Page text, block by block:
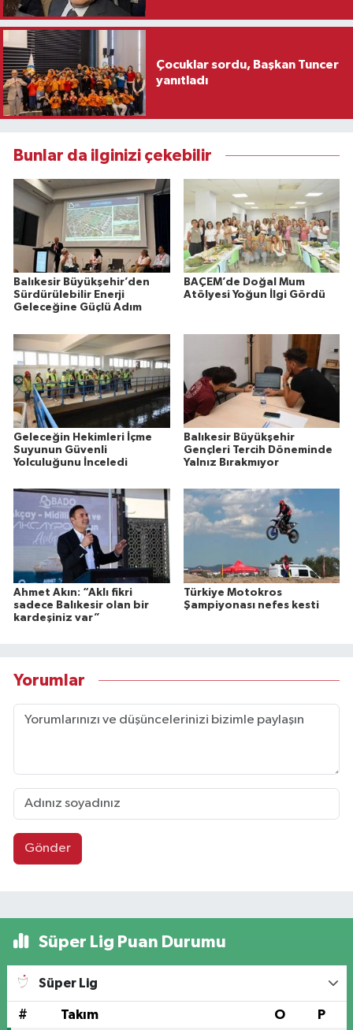
Çocuklar sordu, Başkan Tuncer
yanıtladı
Bunlar da ilginizi çekebilir
Balıkesir Büyükşehir’den
Sürdürülebilir Enerji
Geleceğine Güçlü Adım
BAÇEM’de Doğal Mum
Atölyesi Yoğun İlgi Gördü
Geleceğin Hekimleri İçme
Suyunun Güvenli
Yolculuğunu İnceledi
Balıkesir Büyükşehir
Gençleri Tercih Döneminde
Yalnız Bırakmıyor
Ahmet Akın: “Aklı fikri
sadece Balıkesir olan bir
kardeşiniz var”
Türkiye Motokros
Şampiyonası nefes kesti
Yorumlar
Gönder
Süper Lig Puan Durumu
Süper Lig
# Takım O P